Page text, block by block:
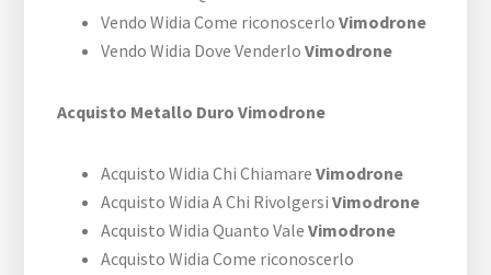
Vendo Widia Come riconoscerloVimodrone
Vendo Widia Dove VenderloVimodrone
Acquisto Metallo Duro Vimodrone
Acquisto Widia Chi ChiamareVimodrone
Acquisto Widia A Chi RivolgersiVimodrone
Acquisto Widia Quanto ValeVimodrone
Acquisto Widia Come riconoscerlo